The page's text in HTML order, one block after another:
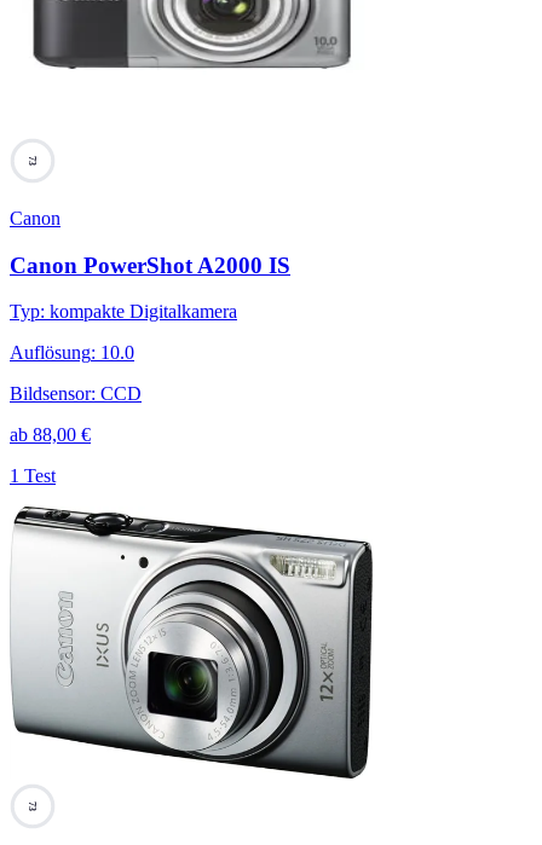
73
Canon
Canon PowerShot A2000 IS
Typ: kompakte Digitalkamera
Auflösung: 10.0
Bildsensor: CCD
ab 88,00 €
1 Test
73